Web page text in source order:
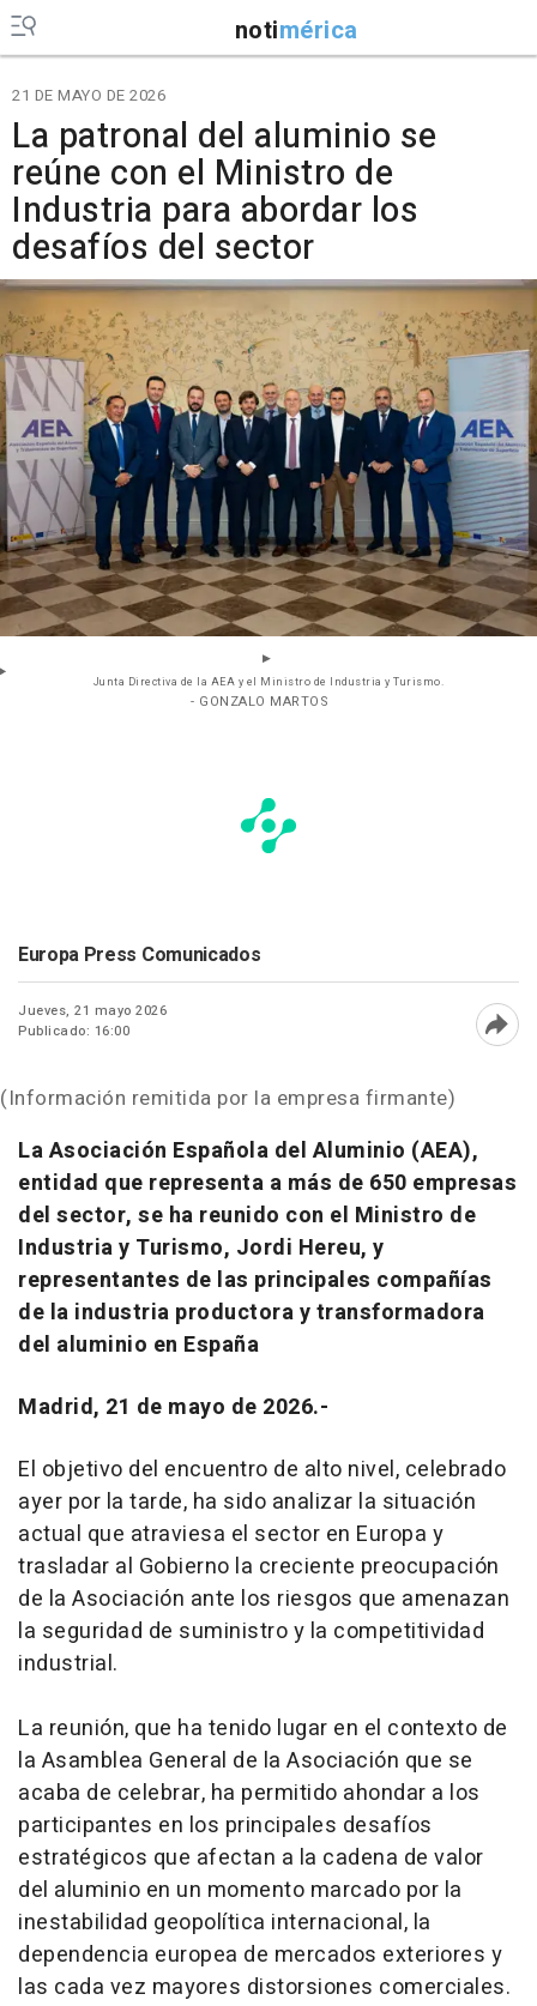
notimérica
21 DE MAYO DE 2026
La patronal del aluminio se
reúne con el Ministro de
Industria para abordar los
desafíos del sector
Junta Directiva de la AEA y el Ministro de Industria y Turismo.
- GONZALO MARTOS
Europa Press Comunicados
Jueves, 21 mayo 2026
Publicado: 16:00
(Información remitida por la empresa firmante)
La Asociación Española del Aluminio (AEA),
entidad que representa a más de 650 empresas
del sector, se ha reunido con el Ministro de
Industria y Turismo, Jordi Hereu, y
representantes de las principales compañías
de la industria productora y transformadora
del aluminio en España
Madrid, 21 de mayo de 2026.-
El objetivo del encuentro de alto nivel, celebrado
ayer por la tarde, ha sido analizar la situación
actual que atraviesa el sector en Europa y
trasladar al Gobierno la creciente preocupación
de la Asociación ante los riesgos que amenazan
la seguridad de suministro y la competitividad
industrial.
La reunión, que ha tenido lugar en el contexto de
la Asamblea General de la Asociación que se
acaba de celebrar, ha permitido ahondar a los
participantes en los principales desafíos
estratégicos que afectan a la cadena de valor
del aluminio en un momento marcado por la
inestabilidad geopolítica internacional, la
dependencia europea de mercados exteriores y
las cada vez mayores distorsiones comerciales.